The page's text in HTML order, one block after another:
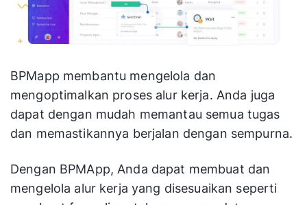
BPMapp membantu mengelola dan
mengoptimalkan proses alur kerja. Anda juga
dapat dengan mudah memantau semua tugas
dan memastikannya berjalan dengan sempurna.
Dengan BPMApp, Anda dapat membuat dan
mengelola alur kerja yang disesuaikan seperti